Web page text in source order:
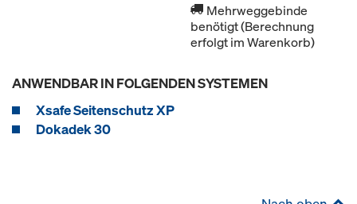
Mehrweggebinde
benötigt (Berechnung
erfolgt im Warenkorb)
ANWENDBAR IN FOLGENDEN SYSTEMEN
Xsafe Seitenschutz XP
Dokadek 30